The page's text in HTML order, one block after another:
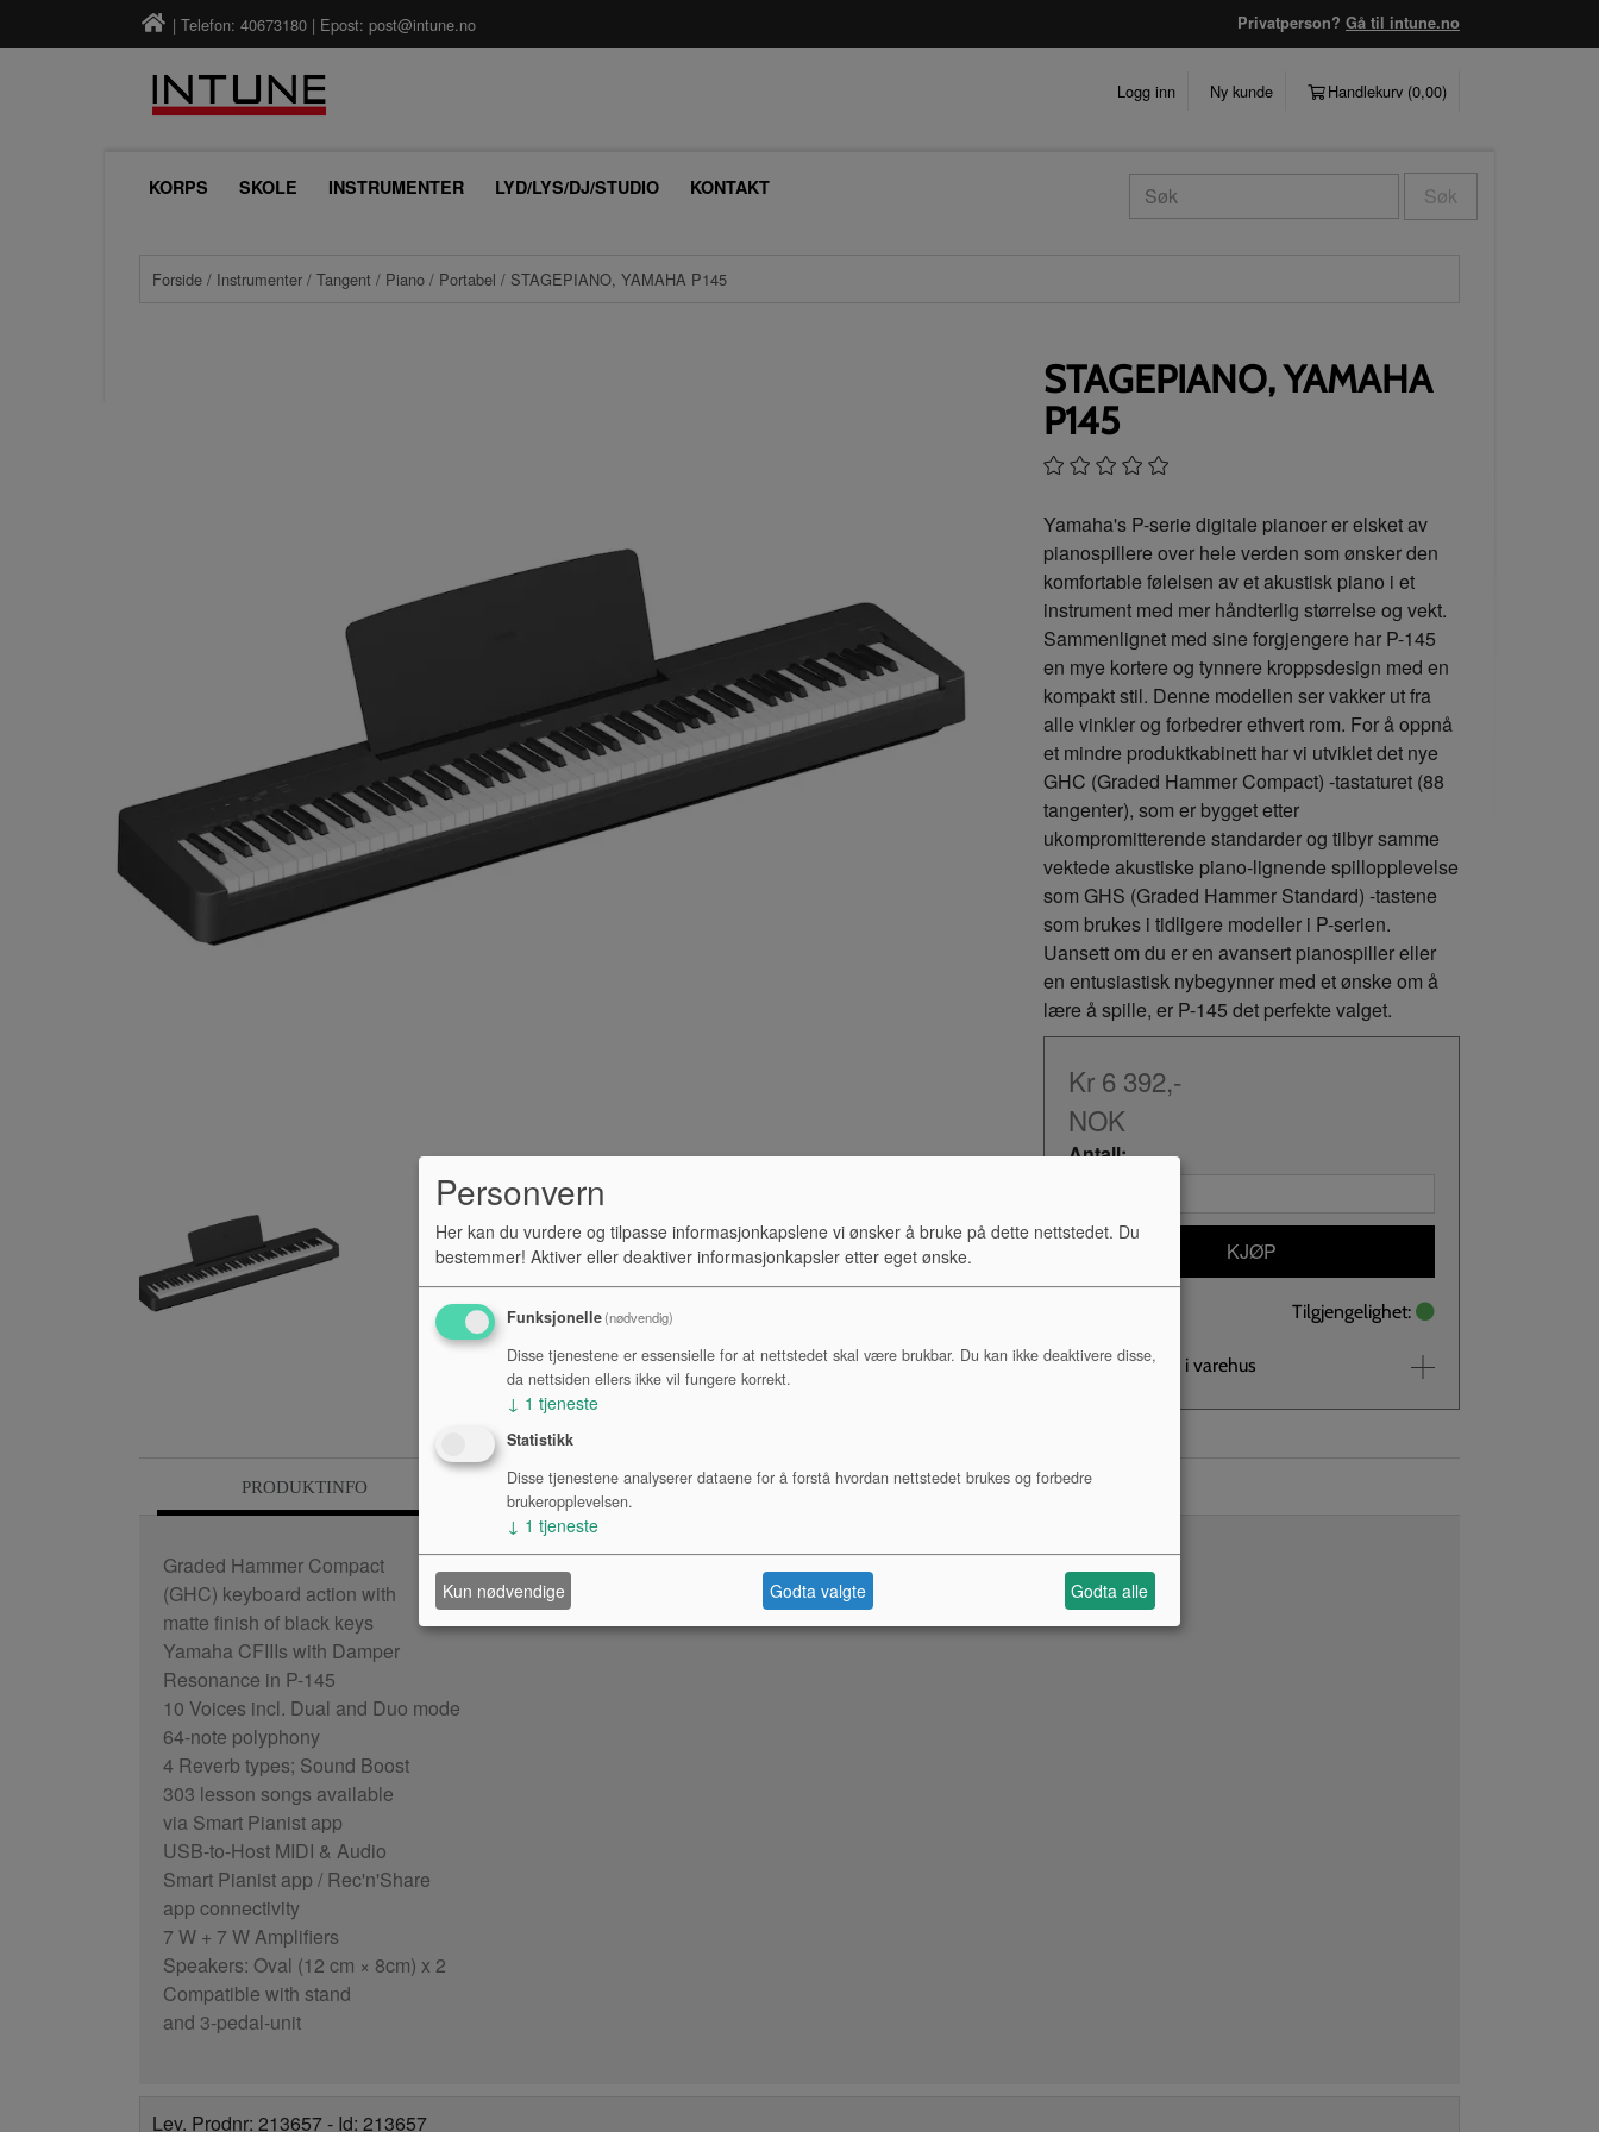
| Telefon: 40673180 | Epost: post@intune.no Privatperson? Gå til intune.no
Logg inn Ny kunde Handlekurv (0,00)
KORPS SKOLE INSTRUMENTER LYD/LYS/DJ/STUDIO KONTAKT Søk
Forside / Instrumenter / Tangent / Piano / Portabel / STAGEPIANO, YAMAHA P145
STAGEPIANO, YAMAHA
P145
Yamaha's P-serie digitale pianoer er elsket av
pianospillere over hele verden som ønsker den
komfortable følelsen av et akustisk piano i et
instrument med mer håndterlig størrelse og vekt.
Sammenlignet med sine forgjengere har P-145
en mye kortere og tynnere kroppsdesign med en
kompakt stil. Denne modellen ser vakker ut fra
alle vinkler og forbedrer ethvert rom. For å oppnå
et mindre produktkabinett har vi utviklet det nye
GHC (Graded Hammer Compact) -tastaturet (88
tangenter), som er bygget etter
ukompromitterende standarder og tilbyr samme
vektede akustiske piano-lignende spillopplevelse
som GHS (Graded Hammer Standard) -tastene
som brukes i tidligere modeller i P-serien.
Uansett om du er en avansert pianospiller eller
en entusiastisk nybegynner med et ønske om å
lære å spille, er P-145 det perfekte valget.
Kr 6 392,-
NOK
Antall:
KJØP
Tilgjengelighet:
Se lagerstatus i varehus
PRODUKTINFO
Graded Hammer Compact
(GHC) keyboard action with
matte finish of black keys
Yamaha CFIIIs with Damper
Resonance in P-145
10 Voices incl. Dual and Duo mode
64-note polyphony
4 Reverb types; Sound Boost
303 lesson songs available
via Smart Pianist app
USB-to-Host MIDI & Audio
Smart Pianist app / Rec'n'Share
app connectivity
7 W + 7 W Amplifiers
Speakers: Oval (12 cm × 8cm) x 2
Compatible with stand
and 3-pedal-unit
Lev. Prodnr: 213657 - Id: 213657
Personvern
Her kan du vurdere og tilpasse informasjonkapslene vi ønsker å bruke på dette nettstedet. Du
bestemmer! Aktiver eller deaktiver informasjonkapsler etter eget ønske.
Funksjonelle(nødvendig)
Disse tjenestene er essensielle for at nettstedet skal være brukbar. Du kan ikke deaktivere disse,
da nettsiden ellers ikke vil fungere korrekt.
↓ 1 tjeneste
Statistikk
Disse tjenestene analyserer dataene for å forstå hvordan nettstedet brukes og forbedre
brukeropplevelsen.
↓ 1 tjeneste
Kun nødvendige Godta valgte Godta alle